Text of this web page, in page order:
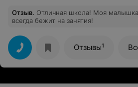
Отзыв. Отличная школа! Моя малышка
всегда бежит на занятия!
Отзывы1